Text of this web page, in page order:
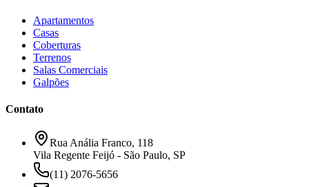
Apartamentos
Casas
Coberturas
Terrenos
Salas Comerciais
Galpões
Contato
Rua Anália Franco, 118
Vila Regente Feijó - São Paulo, SP
(11) 2076-5656